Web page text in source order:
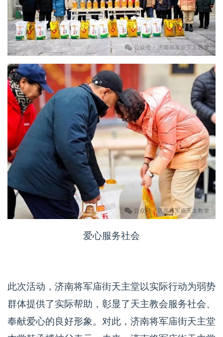
爱心服务社会
此次活动，济南将军庙街天主堂以实际行动为弱势
群体提供了实际帮助，彰显了天主教会服务社会、
奉献爱心的良好形象。对此，济南将军庙街天主堂